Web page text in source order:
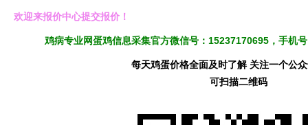
欢迎来报价中心提交报价！
鸡病专业网蛋鸡信息采集官方微信号：15237170695，手机
每天鸡蛋价格全面及时了解 关注一个公
可扫描二维码